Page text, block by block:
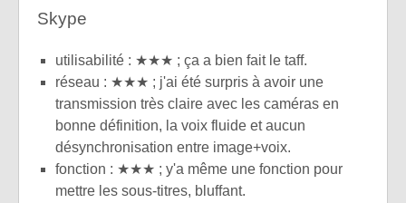
Skype
utilisabilité : ★★★ ; ça a bien fait le taff.
réseau : ★★★ ; j'ai été surpris à avoir une
transmission très claire avec les caméras en
bonne définition, la voix fluide et aucun
désynchronisation entre image+voix.
fonction : ★★★ ; y'a même une fonction pour
mettre les sous-titres, bluffant.